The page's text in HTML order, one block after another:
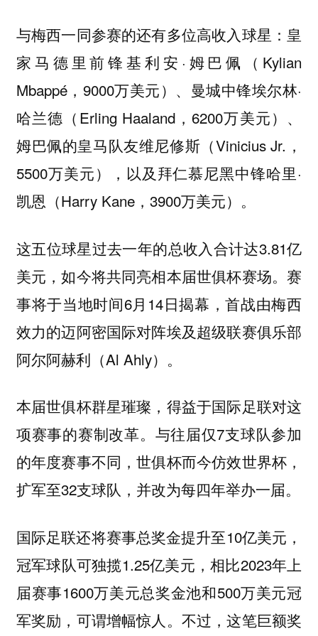
与梅西一同参赛的还有多位高收入球星：皇
家马德里前锋基利安·姆巴佩（Kylian
Mbappé，9000万美元）、曼城中锋埃尔林·
哈兰德（Erling Haaland，6200万美元）、
姆巴佩的皇马队友维尼修斯（Vinicius Jr.，
5500万美元），以及拜仁慕尼黑中锋哈里·
凯恩（Harry Kane，3900万美元）。
这五位球星过去一年的总收入合计达3.81亿
美元，如今将共同亮相本届世俱杯赛场。赛
事将于当地时间6月14日揭幕，首战由梅西
效力的迈阿密国际对阵埃及超级联赛俱乐部
阿尔阿赫利（Al Ahly）。
本届世俱杯群星璀璨，得益于国际足联对这
项赛事的赛制改革。与往届仅7支球队参加
的年度赛事不同，世俱杯而今仿效世界杯，
扩军至32支球队，并改为每四年举办一届。
国际足联还将赛事总奖金提升至10亿美元，
冠军球队可独揽1.25亿美元，相比2023年上
届赛事1600万美元总奖金池和500万美元冠
军奖励，可谓增幅惊人。不过，这笔巨额奖